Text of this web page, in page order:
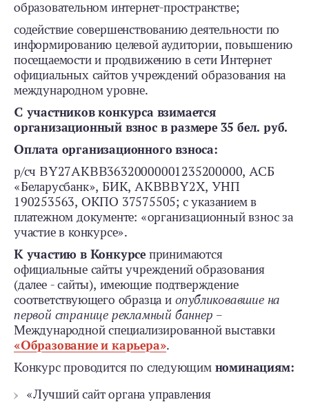
образовательном интернет-пространстве;
содействие совершенствованию деятельности по
информированию целевой аудитории, повышению
посещаемости и продвижению в сети Интернет
официальных сайтов учреждений образования на
международном уровне.
С участников конкурса взимается
организационный взнос в размере 35 бел. руб.
Оплата организационного взноса:
р/сч BY27АКВВ36320000001235200000, АСБ
«Беларусбанк», БИК, АКВВВY2X, УНП
190253563, ОКПО 37575505; с указанием в
платежном документе: «организационный взнос за
участие в конкурсе».
К участию в Конкурсе принимаются
официальные сайты учреждений образования
(далее - сайты), имеющие подтверждение
соответствующего образца и опубликовавшие на
первой странице рекламный баннер –
Международной специализированной выставки
«Образование и карьера».
Конкурс проводится по следующим номинациям:
«Лучший сайт органа управления